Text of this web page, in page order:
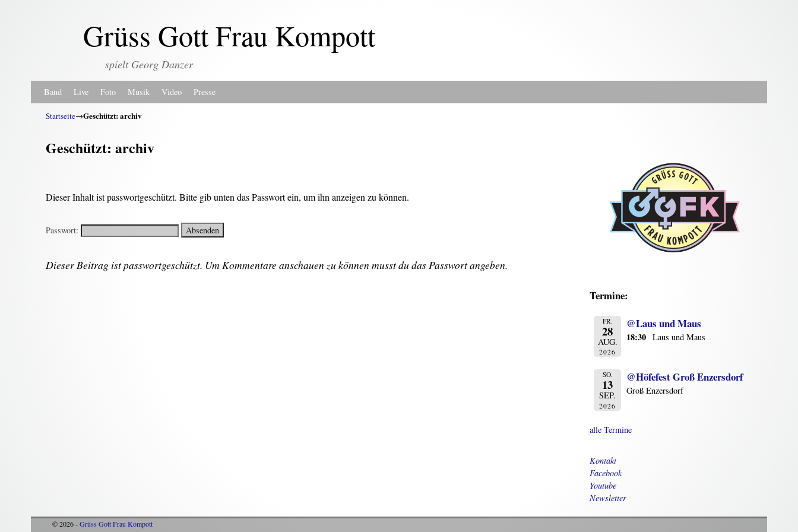
Grüss Gott Frau Kompott
spielt Georg Danzer
Band Live Foto Musik Video Presse
Startseite→Geschützt: archiv
Geschützt: archiv
Dieser Inhalt ist passwortgeschützt. Bitte gib unten das Passwort ein, um ihn anzeigen zu können.
Passwort:
Dieser Beitrag ist passwortgeschützt. Um Kommentare anschauen zu können musst du das Passwort angeben.
Termine:
FR.
28
AUG.
2026
@Laus und Maus
18:30 Laus und Maus
SO.
13
SEP.
2026
@Höfefest Groß Enzersdorf
Groß Enzersdorf
alle Termine
Kontakt
Facebook
Youtube
Newsletter
© 2026 -Grüss Gott Frau Kompott